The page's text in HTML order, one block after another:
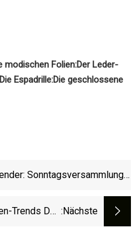
modischen Folien:Der Leder-
Die Espadrille:Die geschlossene
Sonntagsversammlung,
Trends Des :nächste